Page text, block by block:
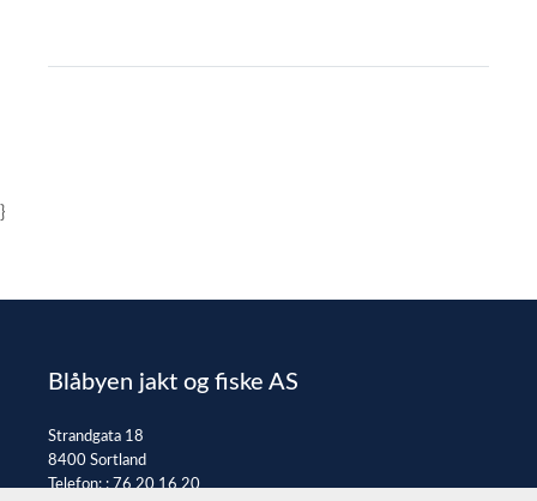
}
Blåbyen jakt og fiske AS
Strandgata 18
8400 Sortland
Telefon: :76 20 16 20